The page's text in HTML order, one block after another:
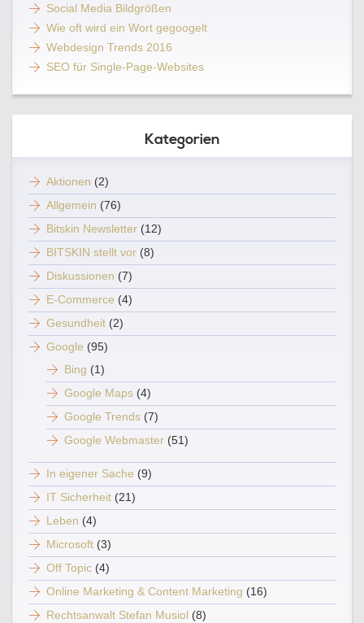
Social Media Bildgrößen
Wie oft wird ein Wort gegoogelt
Webdesign Trends 2016
SEO für Single-Page-Websites
Kategorien
Aktionen (2)
Allgemein (76)
Bitskin Newsletter (12)
BITSKIN stellt vor (8)
Diskussionen (7)
E-Commerce (4)
Gesundheit (2)
Google (95)
Bing (1)
Google Maps (4)
Google Trends (7)
Google Webmaster (51)
In eigener Sache (9)
IT Sicherheit (21)
Leben (4)
Microsoft (3)
Off Topic (4)
Online Marketing & Content Marketing (16)
Rechtsanwalt Stefan Musiol (8)